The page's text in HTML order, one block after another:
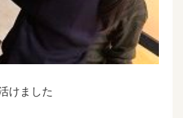
けました